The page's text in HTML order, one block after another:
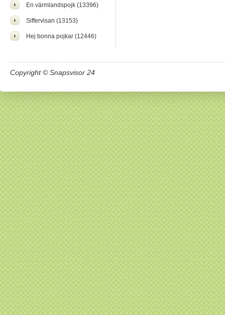
En värmlandspojk (13396)
Siffervisan (13153)
Hej bonna pojkar (12446)
Copyright © Snapsvisor 24